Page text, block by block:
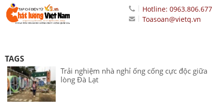
Hotline: 0963.806.677
Toasoan@vietq.vn
TAGS
Trải nghiệm nhà nghỉ ống cống cực độc giữa
lòng Đà Lạt